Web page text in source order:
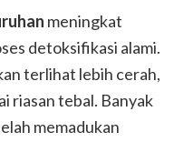
meningkat
detoksifikasi alami.
terlihat lebih cerah,
riasan tebal. Banyak
memadukan